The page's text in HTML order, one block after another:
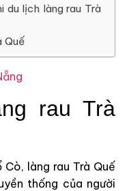
du lịch làng rau Trà
Quế
rau Trà
làng rau Trà Quế
thống của người